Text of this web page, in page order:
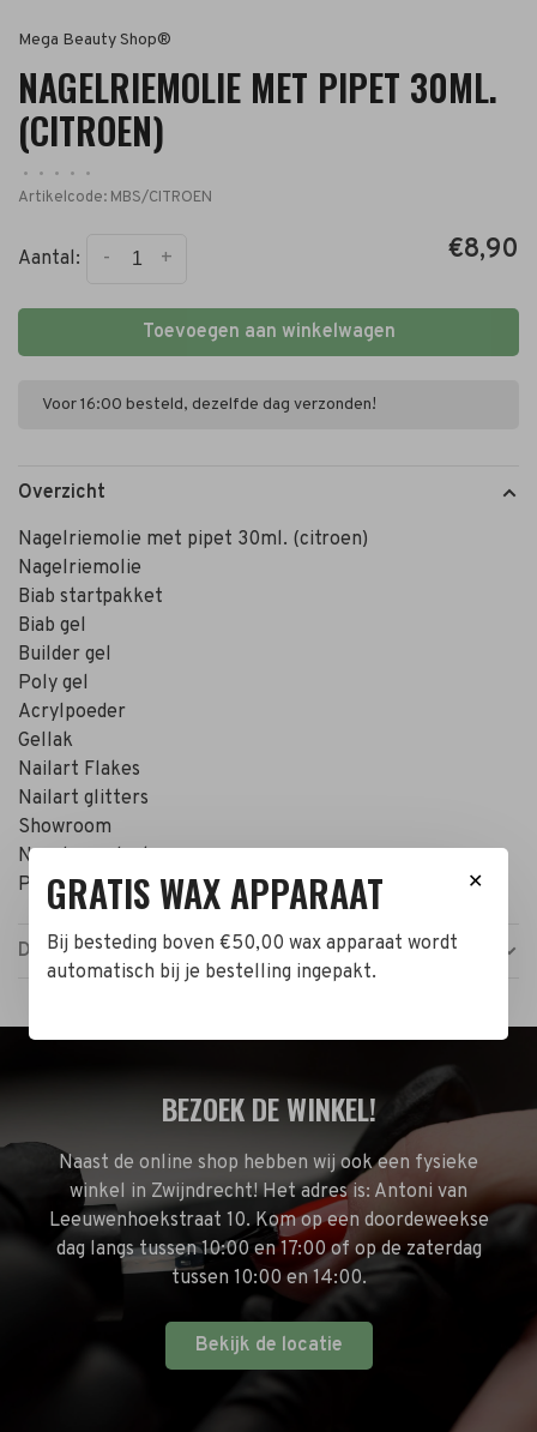
Mega Beauty Shop®
NAGELRIEMOLIE MET PIPET 30ML.
(CITROEN)
• • • •
•
Artikelcode: MBS/CITROEN
Aantal: +
- €8,90
Toevoegen aan winkelwagen
Voor 16:00 besteld, dezelfde dag verzonden!
Overzicht
Nagelriemolie met pipet 30ml. (citroen)
Nagelriemolie
Biab startpakket
Biab gel
Builder gel
Poly gel
Acrylpoeder
Gellak
Nailart Flakes
Nailart glitters
Showroom
Nagels producten
Prijzen zijn incl. BTW
Details
BEZOEK DE WINKEL!
Naast de online shop hebben wij ook een fysieke
winkel in Zwijndrecht! Het adres is: Antoni van
Leeuwenhoekstraat 10. Kom op een doordeweekse
dag langs tussen 10:00 en 17:00 of op de zaterdag
tussen 10:00 en 14:00.
Bekijk de locatie
✕
GRATIS WAX APPARAAT
Bij besteding boven €50,00 wax apparaat wordt
automatisch bij je bestelling ingepakt.